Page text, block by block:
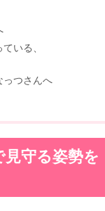
いる、
っつさんへ
守る姿勢を